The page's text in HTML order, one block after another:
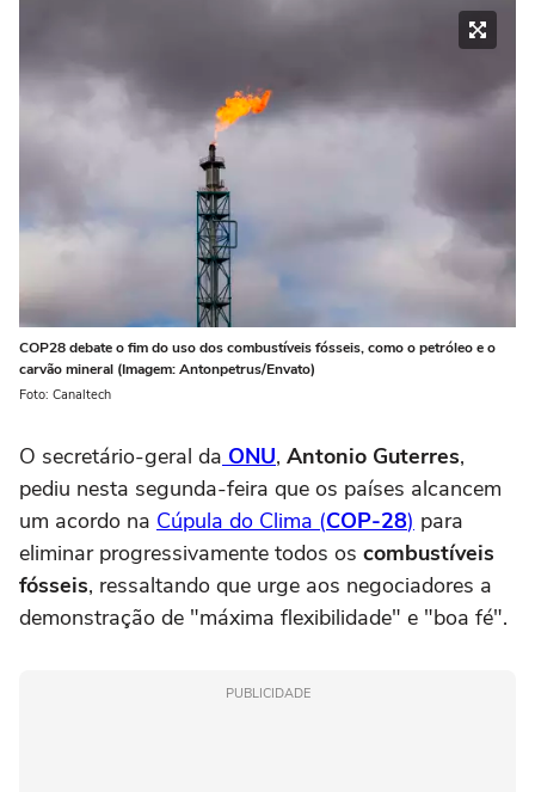
COP28 debate o fim do uso dos combustíveis fósseis, como o petróleo e o
carvão mineral (Imagem: Antonpetrus/Envato)
Foto: Canaltech
O secretário-geral da ONU, Antonio Guterres,
pediu nesta segunda-feira que os países alcancem
um acordo na Cúpula do Clima (COP-28) para
eliminar progressivamente todos os combustíveis
fósseis, ressaltando que urge aos negociadores a
demonstração de "máxima flexibilidade" e "boa fé".
PUBLICIDADE